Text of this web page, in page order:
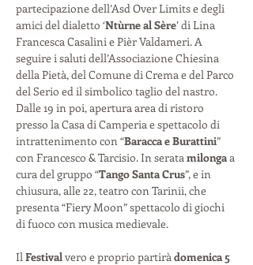
partecipazione dell’Asd Over Limits e degli
amici del dialetto ‘Ntùrne al Sère’ di Lina
Francesca Casalini e Pièr Valdameri. A
seguire i saluti dell’Associazione Chiesina
della Pietà, del Comune di Crema e del Parco
del Serio ed il simbolico taglio del nastro.
Dalle 19 in poi, apertura area di ristoro
presso la Casa di Camperia e spettacolo di
intrattenimento con “Baracca e Burattini”
con Francesco & Tarcisio. In serata milonga a
cura del gruppo “Tango Santa Crus”, e in
chiusura, alle 22, teatro con Tarinii, che
presenta “Fiery Moon” spettacolo di giochi
di fuoco con musica medievale.
Il Festival vero e proprio partirà domenica 5